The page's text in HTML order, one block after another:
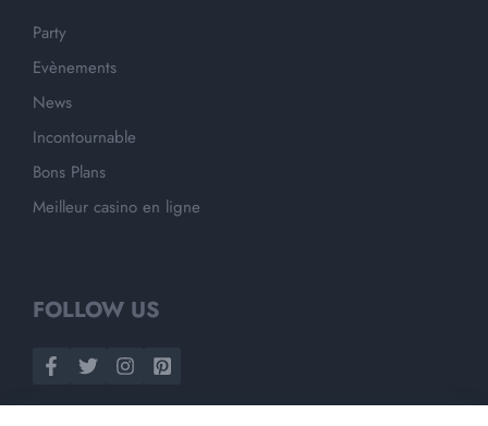
Party
Evènements
News
Incontournable
Bons Plans
Meilleur casino en ligne
FOLLOW US